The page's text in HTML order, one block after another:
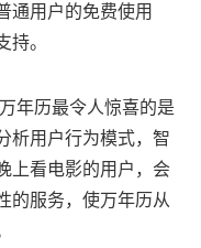
通用户的免费使用
持。
年历最令人惊喜的是
析用户行为模式，智
上看电影的用户，会
的服务，使万年历从